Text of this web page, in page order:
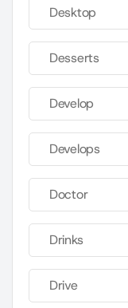
Desktop
Desserts
Develop
Develops
Doctor
Drinks
Drive